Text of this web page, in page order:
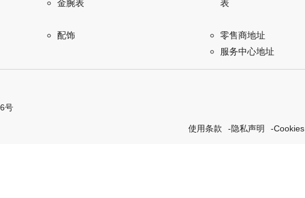
金腕表
配饰
表
零售商地址
服务中心地址
号
使用条款 隐私声明 Cookies